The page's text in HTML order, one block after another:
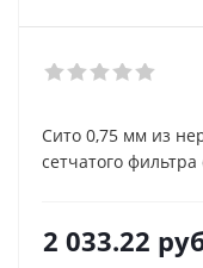
Сито 0,75 мм из
сетчатого фильтра
2 033.22